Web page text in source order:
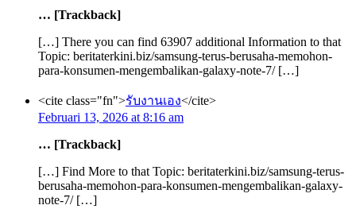
… [Trackback]
[…] There you can find 63907 additional Information to that
Topic: beritaterkini.biz/samsung-terus-berusaha-memohon-
para-konsumen-mengembalikan-galaxy-note-7/ […]
<cite class="fn">รับงานเอง</cite>
Februari 13, 2026 at 8:16 am
… [Trackback]
[…] Find More to that Topic: beritaterkini.biz/samsung-terus-
berusaha-memohon-para-konsumen-mengembalikan-galaxy-
note-7/ […]